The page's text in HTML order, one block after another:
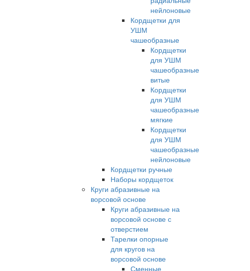
нейлоновые
Кордщетки для
УШМ
чашеобразные
Кордщетки
для УШМ
чашеобразные
витые
Кордщетки
для УШМ
чашеобразные
мягкие
Кордщетки
для УШМ
чашеобразные
нейлоновые
Кордщетки ручные
Наборы кордщеток
Круги абразивные на
ворсовой основе
Круги абразивные на
ворсовой основе с
отверстием
Тарелки опорные
для кругов на
ворсовой основе
Сменные